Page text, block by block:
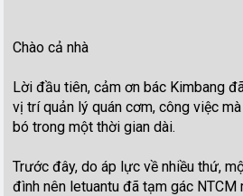
Chào cả nhà
Lời đầu tiên, cảm ơn bác Kimbang
vị trí quản lý quán cơm, công việc
bó trong một thời gian dài.
Trước đây, do áp lực về nhiều thứ,
đình nên letuantu đã tạm gác